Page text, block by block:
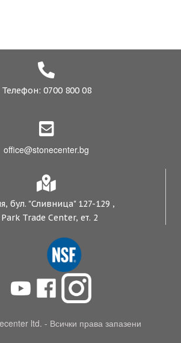
Телефон: 0700 800 08
office@stonecenter.bg
бул. "Сливница" 127-129 ,
Trade Center, ет. 2
ltd. - Всички права запазени